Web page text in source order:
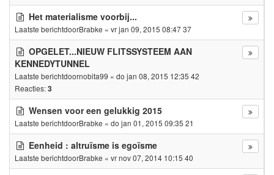
Het materialisme voorbij...
Laatste berichtdoorBrabke « vr jan 09, 2015 08:47 37
OPGELET...NIEUW FLITSSYSTEEM AAN
KENNEDYTUNNEL
Laatste berichtdoornobita99 « do jan 08, 2015 12:35 42
Reacties:3
Wensen voor een gelukkig 2015
Laatste berichtdoorBrabke « do jan 01, 2015 09:35 21
Eenheid : altruïsme is egoïsme
Laatste berichtdoorBrabke « vr nov 07, 2014 10:15 40